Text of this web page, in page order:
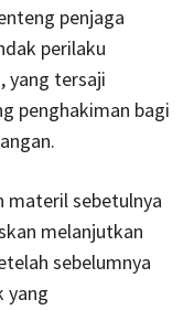
penjaga
perilaku
yang tersaji
penghakiman bagi
materil sebetulnya
melanjutkan
sebelumnya
yang